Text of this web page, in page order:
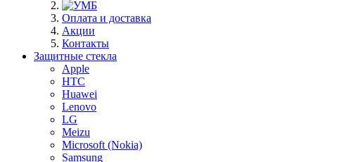
Оплата и доставка
Акции
Контакты
Защитные стекла
Apple
HTC
Huawei
Lenovo
LG
Meizu
Microsoft (Nokia)
Samsung